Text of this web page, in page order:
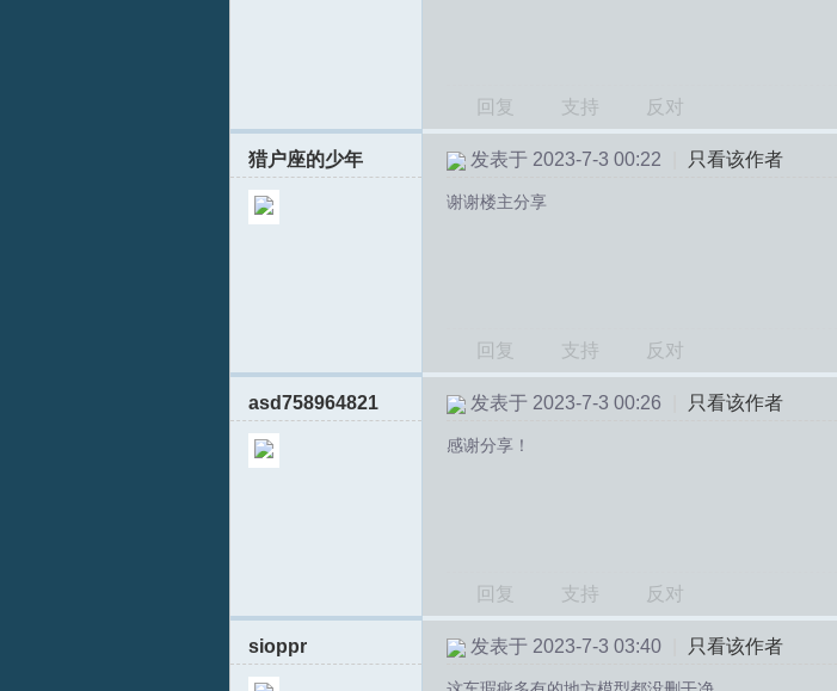
回复 支持 反对
猎户座的少年 发表于 2023-7-3 00:22 只看该作者
谢谢楼主分享
回复 支持 反对
asd758964821 发表于 2023-7-3 00:26 只看该作者
感谢分享！
回复 支持 反对
sioppr 发表于 2023-7-3 03:40 只看该作者